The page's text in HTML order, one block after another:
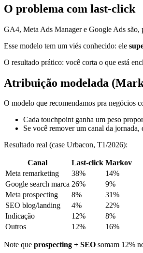
O problema com last-click
GA4, Meta Ads Manager e Google Ads
Esse modelo tem um viés conhecido: ele
O resultado prático: você corta o que está
Atribuição modelada
O modelo que recomendamos pra negócios
Cada touchpoint ganha um peso
Se você remover um canal da jornada,
Resultado real (case Urbacon, T1/2026):
Canal Last-click Markov
Meta remarketing
38%
14%
Google search marca 26%
9%
Meta prospecting
8%
31%
SEO blog/landing
4%
22%
Indicação
12%
8%
Outros
12% 16%
Note que prospecting + SEO somam 12%